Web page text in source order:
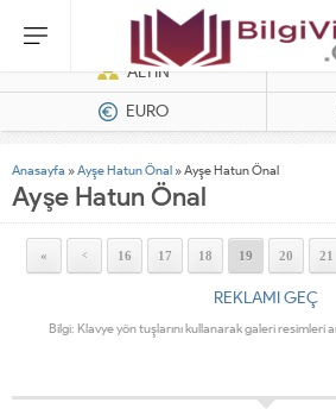
Hatasız Operasyonlar İçin Barkod
ALTIN
EURO
Anasayfa »Ayşe Hatun Önal »Ayşe Hatun Önal
Ayşe Hatun Önal
« < 16 17 18 19 20 21
REKLAMI GEÇ
Bilgi: Klavye yön tuşlarını kullanarak galeri resimleri